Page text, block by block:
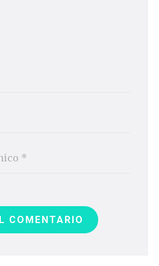
COMENTARIO